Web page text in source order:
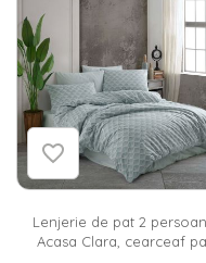
Lenjerie de pat 2
Acasa Clara, cearceaf